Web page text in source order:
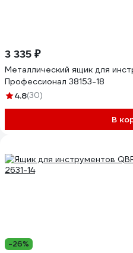
3 335 ₽
Металлический ящик для
Профессионал 38153-18
4.8(30)
В
-26%